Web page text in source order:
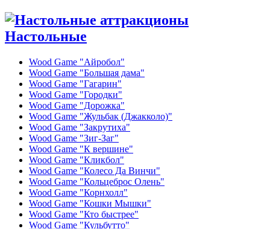
Настольные
Wood Game "Айробол"
Wood Game "Большая дама"
Wood Game "Гагарин"
Wood Game "Городки"
Wood Game "Дорожка"
Wood Game "Жульбак (Джакколо)"
Wood Game "Закрутиха"
Wood Game "Зиг-Заг"
Wood Game "К вершине"
Wood Game "Кликбол"
Wood Game "Колесо Да Винчи"
Wood Game "Кольцеброс Олень"
Wood Game "Корнхолл"
Wood Game "Кошки Мышки"
Wood Game "Кто быстрее"
Wood Game "Кульбутто"